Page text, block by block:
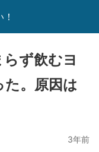
ず飲むヨ
。原因は
3年前